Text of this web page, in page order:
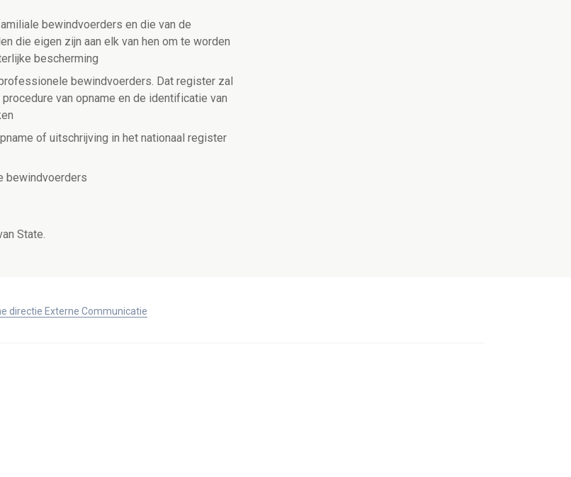
bewindvoerders en die van de
die eigen zijn aan elk van hen om te worden
bescherming
bewindvoerders. Dat register zal
van opname en de identificatie van
of uitschrijving in het nationaal register
bewindvoerders
State.
directie Externe Communicatie